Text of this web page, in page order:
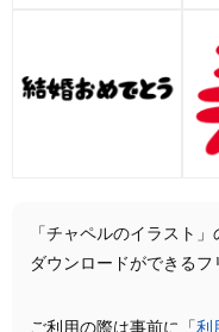
「チャペルのイラスト
ダウンロードができるフ
ご利用の際は事前に「 利